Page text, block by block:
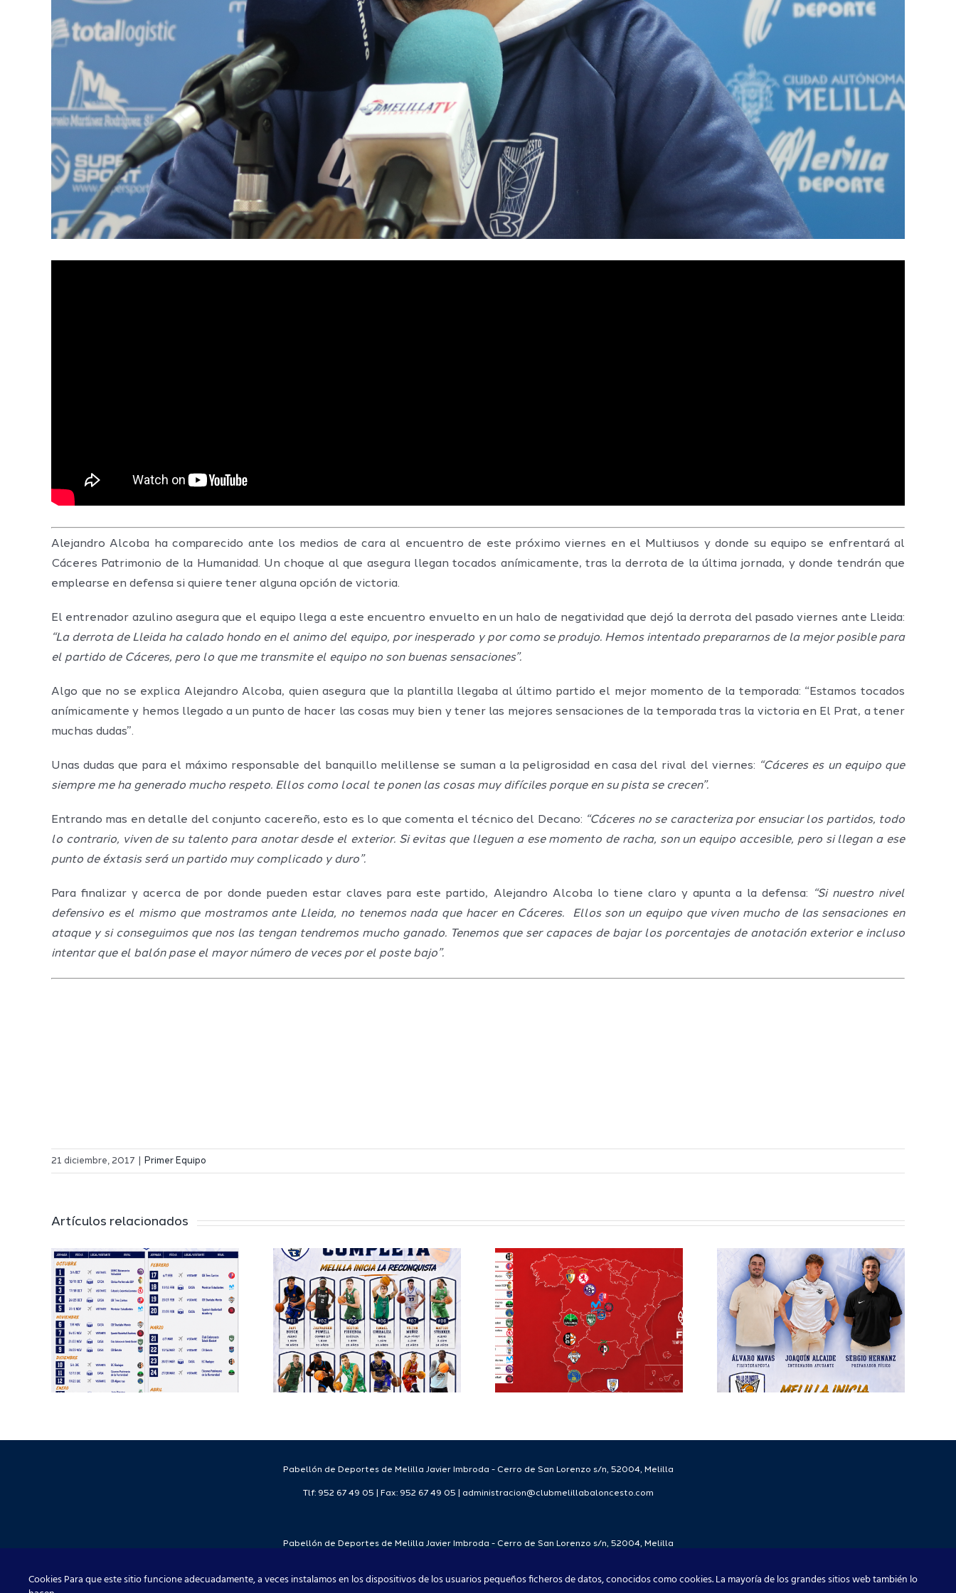
Alejandro Alcoba ha comparecido ante los medios de cara al encuentro de este próximo viernes en el Multiusos y donde su equipo se enfrentará al
Cáceres Patrimonio de la Humanidad. Un choque al que asegura llegan tocados anímicamente, tras la derrota de la última jornada, y donde tendrán que
emplearse en defensa si quiere tener alguna opción de victoria.
El entrenador azulino asegura que el equipo llega a este encuentro envuelto en un halo de negatividad que dejó la derrota del pasado viernes ante Lleida:
“La derrota de Lleida ha calado hondo en el animo del equipo, por inesperado y por como se produjo. Hemos intentado prepararnos de la mejor posible para
el partido de Cáceres, pero lo que me transmite el equipo no son buenas sensaciones”.
Algo que no se explica Alejandro Alcoba, quien asegura que la plantilla llegaba al último partido el mejor momento de la temporada: “Estamos tocados
anímicamente y hemos llegado a un punto de hacer las cosas muy bien y tener las mejores sensaciones de la temporada tras la victoria en El Prat, a tener
muchas dudas”.
Unas dudas que para el máximo responsable del banquillo melillense se suman a la peligrosidad en casa del rival del viernes: “Cáceres es un equipo que
siempre me ha generado mucho respeto. Ellos como local te ponen las cosas muy difíciles porque en su pista se crecen”.
Entrando mas en detalle del conjunto cacereño, esto es lo que comenta el técnico del Decano: “Cáceres no se caracteriza por ensuciar los partidos, todo
lo contrario, viven de su talento para anotar desde el exterior. Si evitas que lleguen a ese momento de racha, son un equipo accesible, pero si llegan a ese
punto de éxtasis será un partido muy complicado y duro”.
Para finalizar y acerca de por donde pueden estar claves para este partido, Alejandro Alcoba lo tiene claro y apunta a la defensa:
“Si nuestro nivel
defensivo es el mismo que mostramos ante Lleida, no tenemos nada que hacer en Cáceres. Ellos son un equipo que viven mucho de las sensaciones en
ataque y si conseguimos que nos las tengan tendremos mucho ganado. Tenemos que ser capaces de bajar los porcentajes de anotación exterior e incluso
intentar que el balón pase el mayor número de veces por el poste bajo”.
21 diciembre, 2017 Primer Equipo
Artículos relacionados
El Melilla
Ciudad del
Deporte
completa su
proyecto
deportivo para
la temporada
Definidos el
grupo de
Segunda FEB y
la Copa España
FEB para el
Melilla Ciudad
del Deporte
Baloncesto
configura el
Staff Técnico
para la
temporada
Pabellón de Deportes de Melilla Javier Imbroda - Cerro de San Lorenzo s/n, 52004, Melilla
Tlf: 952 67 49 05 | Fax: 952 67 49 05 | administracion@clubmelillabaloncesto.com
Pabellón de Deportes de Melilla Javier Imbroda - Cerro de San Lorenzo s/n, 52004, Melilla
Cookies Para que este sitio funcione adecuadamente, a veces instalamos en los dispositivos de los usuarios pequeños ficheros de datos, conocidos como cookies. La mayoría de los grandes sitios web también lo